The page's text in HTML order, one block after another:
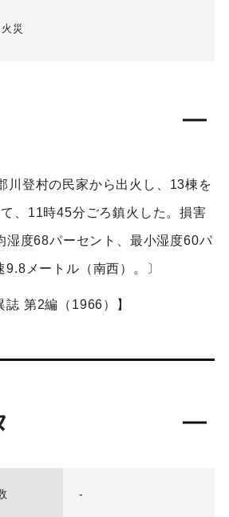
火災
川登村の民家から出火し、13棟を
、11時45分ごろ鎮火した。損害
湿度68パーセント、最小湿度60パ
メートル（南西）。〕
誌 第2編（1966）】
-